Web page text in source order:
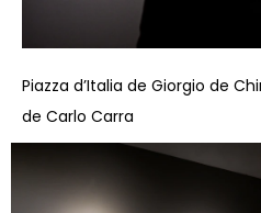
Piazza d’Italia de Giorgio de
de Carlo Carra